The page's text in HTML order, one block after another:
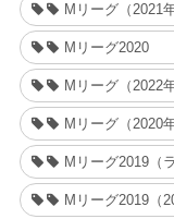
Mリーグ（2021
Mリーグ2020
Mリーグ（2022
Mリーグ（2020
Mリーグ2019（
Mリーグ2019（